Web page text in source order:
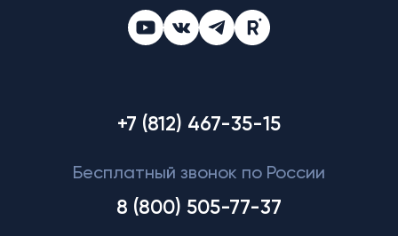
+7 (812) 467-35-15
Бесплатный звонок по России
8 (800) 505-77-37